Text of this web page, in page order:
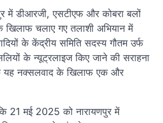
में डीआरजी, एसटीएफ और कोबरा बलों
खिलाफ चलाए गए तलाशी अभियान में
के केंद्रीय समिति सदस्य गौतम उर्फ
के न्यूट्रलाइज किए जाने की सराहना
यह नक्सलवाद के खिलाफ एक और
21 मई 2025 को नारायणपुर में